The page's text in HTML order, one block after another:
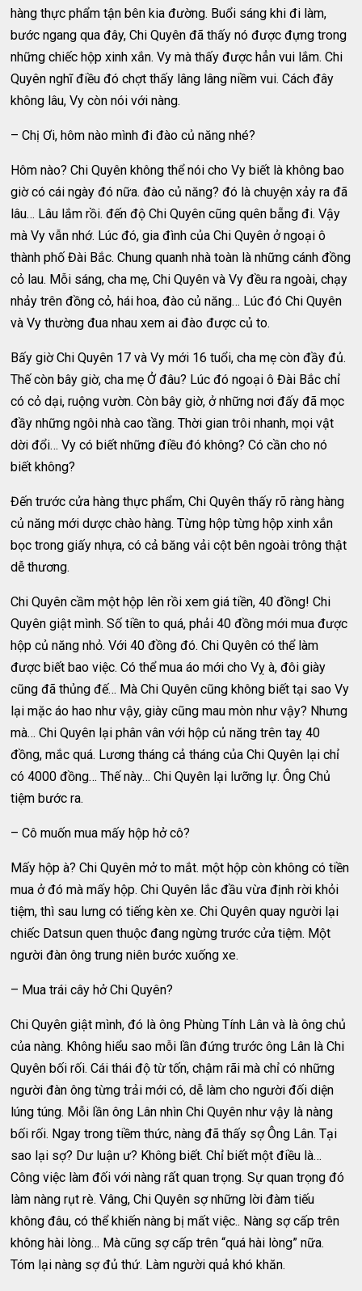
hàng thực phẩm tận bên kia đường. Buổi sáng khi đi làm,
bước ngang qua đây, Chi Quyên đã thấy nó được đựng trong
những chiếc hộp xinh xắn. Vy mà thấy được hẳn vui lắm. Chi
Quyên nghĩ điều đó chợt thấy lâng lâng niềm vui. Cách đây
không lâu, Vy còn nói với nàng.
– Chị Ơi, hôm nào mình đi đào củ năng nhé?
Hôm nào? Chi Quyên không thể nói cho Vy biết là không bao
giờ có cái ngày đó nữa. đào củ năng? đó là chuyện xảy ra đã
lâu… Lâu lắm rồi. đến độ Chi Quyên cũng quên bẵng đi. Vậy
mà Vy vẫn nhớ. Lúc đó, gia đình của Chi Quyên ở ngoại ô
thành phố Đài Bắc. Chung quanh nhà toàn là những cánh đồng
cỏ lau. Mỗi sáng, cha mẹ, Chi Quyên và Vy đều ra ngoài, chạy
nhảy trên đồng cỏ, hái hoa, đào củ năng… Lúc đó Chi Quyên
và Vy thường đua nhau xem ai đào được củ to.
Bấy giờ Chi Quyên 17 và Vy mới 16 tuổi, cha mẹ còn đầy đủ.
Thế còn bây giờ, cha mẹ Ở đâu? Lúc đó ngoại ô Đài Bắc chỉ
có cỏ dại, ruộng vườn. Còn bây giờ, ở những nơi đấy đã mọc
đầy những ngôi nhà cao tầng. Thời gian trôi nhanh, mọi vật
dời đổi… Vy có biết những điều đó không? Có cần cho nó
biết không?
Đến trước cửa hàng thực phẩm, Chi Quyên thấy rõ ràng hàng
củ năng mới dược chào hàng. Từng hộp từng hộp xinh xắn
bọc trong giấy nhựa, có cả băng vải cột bên ngoài trông thật
dễ thương.
Chi Quyên cầm một hộp lên rồi xem giá tiền, 40 đồng! Chi
Quyên giật mình. Số tiền to quá, phải 40 đồng mới mua được
hộp củ năng nhỏ. Với 40 đồng đó. Chi Quyên có thể làm
được biết bao việc. Có thể mua áo mới cho Vỵ à, đôi giày
cũng đã thủng đế… Mà Chi Quyên cũng không biết tại sao Vy
lại mặc áo hao như vậy, giày cũng mau mòn như vậy? Nhưng
mà… Chi Quyên lại phân vân với hộp củ năng trên taỵ 40
đồng, mắc quá. Lương tháng cả tháng của Chi Quyên lại chỉ
có 4000 đồng… Thế này… Chi Quyên lại lưỡng lự. Ông Chủ
tiệm bước ra.
– Cô muốn mua mấy hộp hở cô?
Mấy hộp à? Chi Quyên mở to mắt. một hộp còn không có tiền
mua ở đó mà mấy hộp. Chi Quyên lắc đầu vừa định rời khỏi
tiệm, thì sau lưng có tiếng kèn xe. Chi Quyên quay người lại
chiếc Datsun quen thuộc đang ngừng trước cửa tiệm. Một
người đàn ông trung niên bước xuống xe.
– Mua trái cây hở Chi Quyên?
Chi Quyên giật mình, đó là ông Phùng Tính Lân và là ông chủ
của nàng. Không hiểu sao mỗi lần đứng trước ông Lân là Chi
Quyên bối rối. Cái thái độ từ tốn, chậm rãi mà chỉ có những
người đàn ông từng trải mới có, dễ làm cho người đối diện
lúng túng. Mỗi lần ông Lân nhìn Chi Quyên như vậy là nàng
bối rối. Ngay trong tiềm thức, nàng đã thấy sợ Ông Lân. Tại
sao lại sợ? Dư luận ư? Không biết. Chỉ biết một điều là…
Công việc làm đối với nàng rất quan trọng. Sự quan trọng đó
làm nàng rụt rè. Vâng, Chi Quyên sợ những lời đàm tiếu
không đâu, có thể khiến nàng bị mất việc.. Nàng sợ cấp trên
không hài lòng… Mà cũng sợ cấp trên “quá hài lòng” nữa.
Tóm lại nàng sợ đủ thứ. Làm người quả khó khăn.